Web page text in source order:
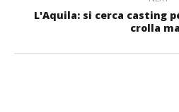
L'Aquila: si cerca casting
crolla